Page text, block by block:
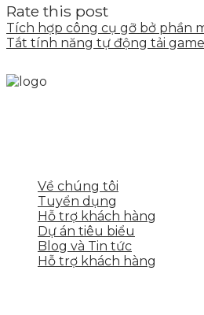
Rate this post
Tích hợp công cụ gỡ bở phần
Tắt tính năng tự động tải
Về chúng tôi
Tuyển dụng
Hỗ trợ khách hàng
Dự án tiêu biểu
Blog và Tin tức
Hỗ trợ khách hàng